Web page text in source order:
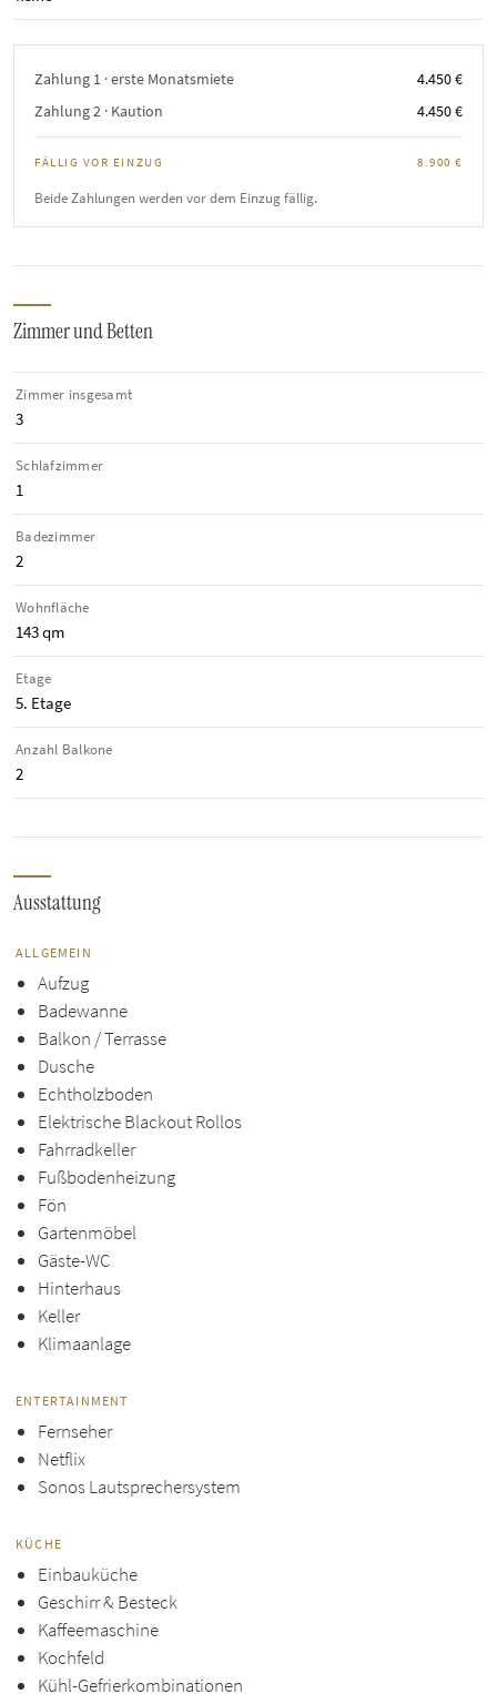
Zahlung 1 · erste Monatsmiete
4.450 €
Zahlung 2 · Kaution
4.450 €
FÄLLIG VOR EINZUG 8.900 €
Beide Zahlungen werden vor dem Einzug fällig.
Zimmer und Betten
Zimmer insgesamt
3
Schlafzimmer
1
Badezimmer
2
Wohnfläche
143 qm
Etage
5. Etage
Anzahl Balkone
2
Ausstattung
ALLGEMEIN
Aufzug
Badewanne
Balkon / Terrasse
Dusche
Echtholzboden
Elektrische Blackout Rollos
Fahrradkeller
Fußbodenheizung
Fön
Gartenmöbel
Gäste-WC
Hinterhaus
Keller
Klimaanlage
ENTERTAINMENT
Fernseher
Netflix
Sonos Lautsprechersystem
KÜCHE
Einbauküche
Geschirr & Besteck
Kaffeemaschine
Kochfeld
Kühl-Gefrierkombinationen